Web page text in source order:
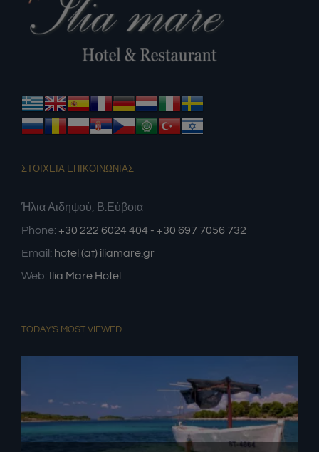
ΣΤΟΙΧΕΙΑ ΕΠΙΚΟΙΝΩΝΙΑΣ
Ήλια Αιδηψού, Β.Εύβοια
Phone: +30 222 6024 404 - +30 697 7056 732
Email: hotel (at) iliamare.gr
Web: Ilia Mare Hotel
TODAY'S MOST VIEWED